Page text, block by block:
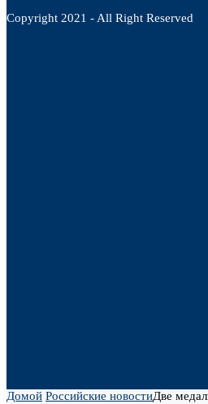
Copyright 2021 - All Right Reserved
Домой Российские новостиДве